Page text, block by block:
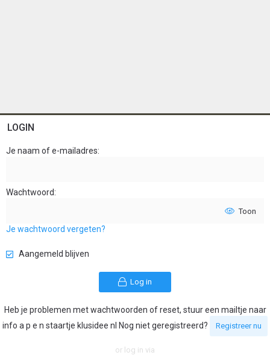
LOGIN
Je naam of e-mailadres
Wachtwoord
Toon
Je wachtwoord vergeten?
Aangemeld blijven
Log in
Heb je problemen met wachtwoorden of reset, stuur een mailtje naar
info a p e n staartje klusidee nl Nog niet geregistreerd?
Registreer nu
or log in via